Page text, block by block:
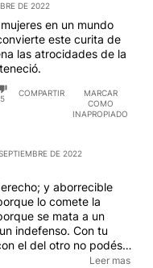
DE 2022
en un mundo
este curita de
las atrocidades de la
5
COMPARTIR
MARCAR
COMO
INAPROPIADO
DE 2022
y aborrecible
lo comete la
se mata a un
indefenso. Con tu
el del otro no podés,
guste o no y diga lo
Leer mas